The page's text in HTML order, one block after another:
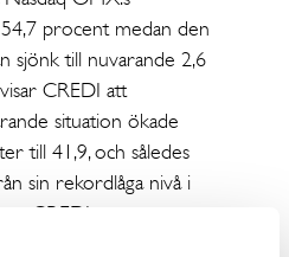
procent medan den
sjönk till nuvarande 2,6
CREDI att
situation ökade
till 41,9, och således
sin rekordlåga nivå i
CREDI att